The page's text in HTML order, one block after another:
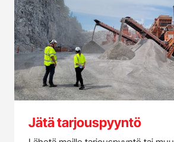
Jätä tarjouspyyntö